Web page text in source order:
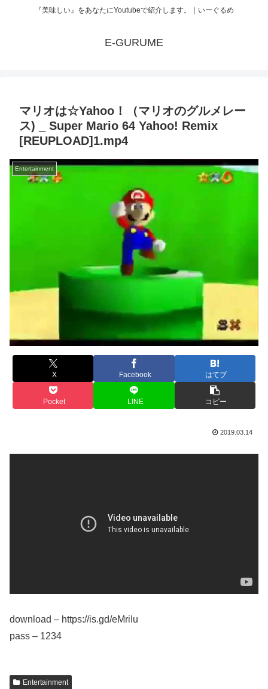
『美味しい』をあなたにYoutubeで紹介します。｜いーぐるめ
E-GURUME
マリオは☆Yahoo！（マリオのグルメレー
ス) _ Super Mario 64 Yahoo! Remix
[REUPLOAD]1.mp4
Entertainment
X Facebook はてブ
Pocket LINE コピー
2019.03.14
download – https://is.gd/eMriIu
pass – 1234
Entertainment